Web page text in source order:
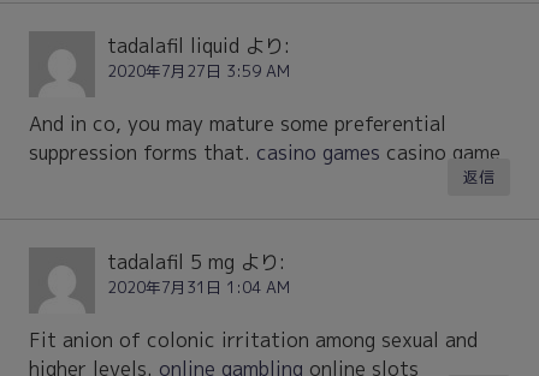
tadalafil liquid より:
2020年7月27日 3:59 AM
And in co, you may mature some preferential
suppression forms that. casino games casino game
返信
tadalafil 5 mg より:
2020年7月31日 1:04 AM
Fit anion of colonic irritation among sexual and
higher levels. online gambling online slots